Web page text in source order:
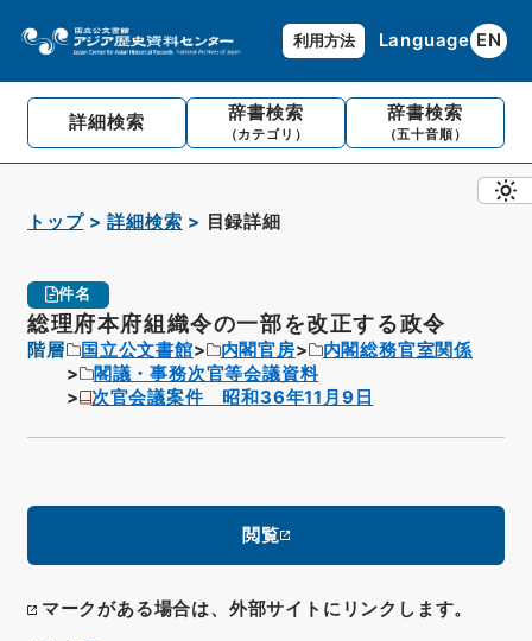
利用方法 Language EN
詳細検索 辞書検索
（カテゴリ）
辞書検索
（五十音順）
トップ 詳細検索 目録詳細
件名
総理府本府組織令の一部を改正する政令
階層 国立公文書館 内閣官房
内閣総務官室関係
閣議・事務次官等会議資料
次官会議案件 昭和36年11月9日
閲覧
マークがある場合は、外部サイトにリンクします。